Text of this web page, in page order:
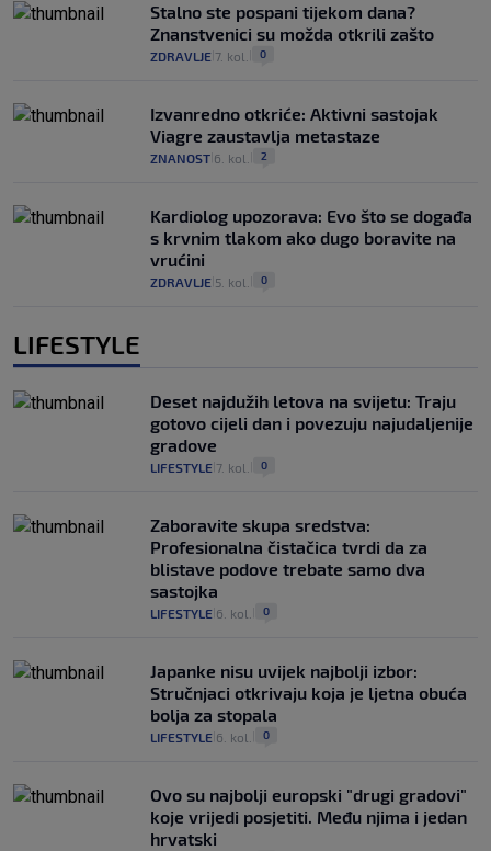
Stalno ste pospani tijekom dana?
Znanstvenici su možda otkrili zašto
ZDRAVLJE 7. kol. 0
Izvanredno otkriće: Aktivni sastojak
Viagre zaustavlja metastaze
ZNANOST 6. kol. 2
Kardiolog upozorava: Evo što se događa
s krvnim tlakom ako dugo boravite na
vrućini
ZDRAVLJE 5. kol. 0
LIFESTYLE
Deset najdužih letova na svijetu: Traju
gotovo cijeli dan i povezuju najudaljenije
gradove
LIFESTYLE 7. kol. 0
Zaboravite skupa sredstva:
Profesionalna čistačica tvrdi da za
blistave podove trebate samo dva
sastojka
LIFESTYLE 6. kol. 0
Japanke nisu uvijek najbolji izbor:
Stručnjaci otkrivaju koja je ljetna obuća
bolja za stopala
LIFESTYLE 6. kol. 0
Ovo su najbolji europski "drugi gradovi"
koje vrijedi posjetiti. Među njima i jedan
hrvatski